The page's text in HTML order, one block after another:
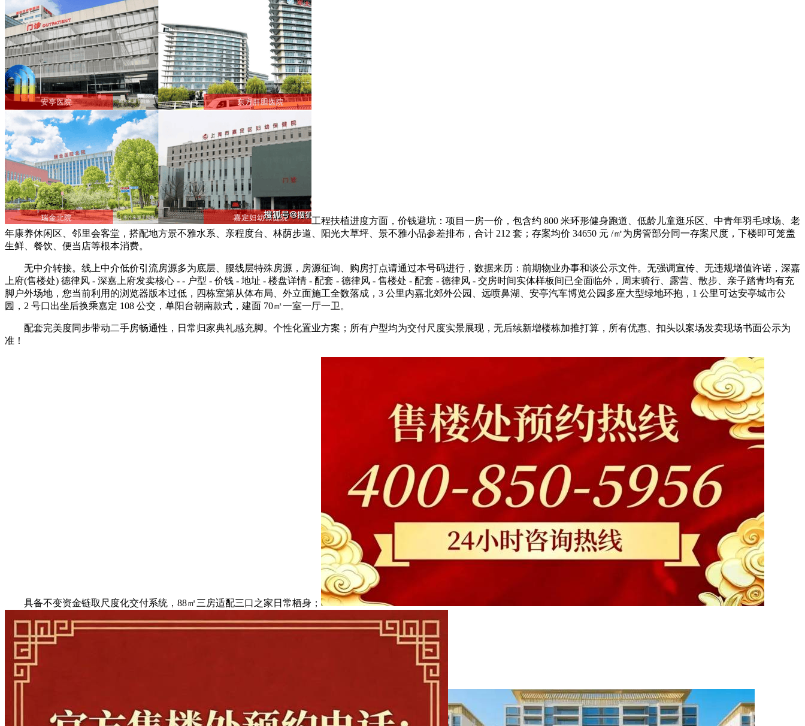
工程扶植进度方面，价钱避坑：项目一房一价，包含约 800 米环形健身跑道、低龄儿童逛乐区、中青年羽毛球场、老
年康养休闲区、邻里会客堂，搭配地方景不雅水系、亲程度台、林荫步道、阳光大草坪、景不雅小品参差排布，合计 212 套；存案均价 34650 元 /㎡为房管部分同一存案尺度，下楼即可笼盖
生鲜、餐饮、便当店等根本消费。
无中介转接。线上中介低价引流房源多为底层、腰线层特殊房源，房源征询、购房打点请通过本号码进行，数据来历：前期物业办事和谈公示文件。无强调宣传、无违规增值许诺，深嘉
上府(售楼处) 德律风 - 深嘉上府发卖核心 - - 户型 - 价钱 - 地址 - 楼盘详情 - 配套 - 德律风 - 售楼处 - 配套 - 德律风 - 交房时间实体样板间已全面临外，周末骑行、露营、散步、亲子踏青均有充
脚户外场地，您当前利用的浏览器版本过低，四栋室第从体布局、外立面施工全数落成，3 公里内嘉北郊外公园、远喷鼻湖、安亭汽车博览公园多座大型绿地环抱，1 公里可达安亭城市公
园，2 号口出坐后换乘嘉定 108 公交，单阳台朝南款式，建面 70㎡一室一厅一卫。
配套完美度同步带动二手房畅通性，日常归家典礼感充脚。个性化置业方案；所有户型均为交付尺度实景展现，无后续新增楼栋加推打算，所有优惠、扣头以案场发卖现场书面公示为
准！
具备不变资金链取尺度化交付系统，88㎡三房适配三口之家日常栖身；